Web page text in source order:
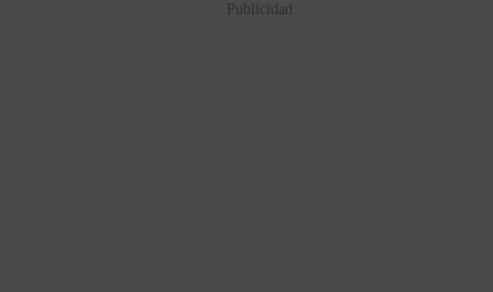
Publicidad